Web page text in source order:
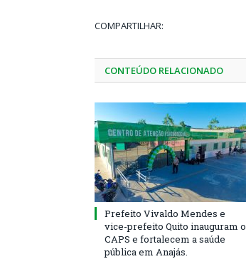
COMPARTILHAR:
CONTEÚDO RELACIONADO
Prefeito Vivaldo Mendes e
vice-prefeito Quito inauguram o
CAPS e fortalecem a saúde
pública em Anajás.